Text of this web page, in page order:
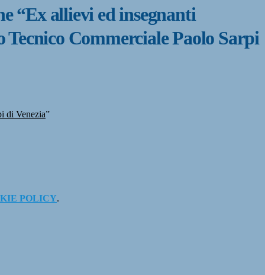
“Ex allievi ed insegnanti
Tecnico Commerciale Paolo Sarpi
di Venezia”
POLICY.